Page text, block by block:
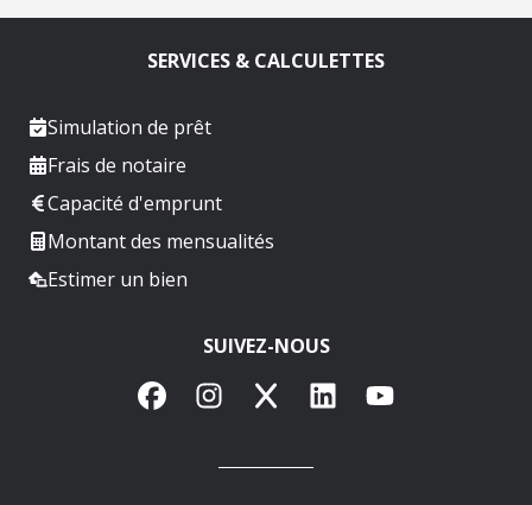
SERVICES & CALCULETTES
Simulation de prêt
Frais de notaire
Capacité d'emprunt
Montant des mensualités
Estimer un bien
SUIVEZ-NOUS
FacebookInstagram
X LinkedInYouTube